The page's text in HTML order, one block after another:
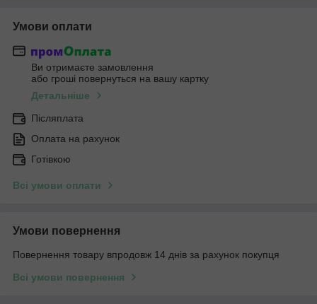
Умови оплати
Ви отримаєте замовлення
або гроші повернуться на вашу картку
Детальніше
Післяплата
Оплата на рахунок
Готівкою
Всі умови оплати
Умови повернення
Повернення товару впродовж 14 днів за рахунок покупця
Всі умови повернення